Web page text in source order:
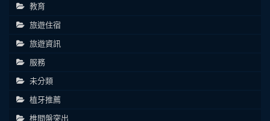
教育
旅遊住宿
旅遊資訊
服務
未分類
植牙推薦
椎間盤突出